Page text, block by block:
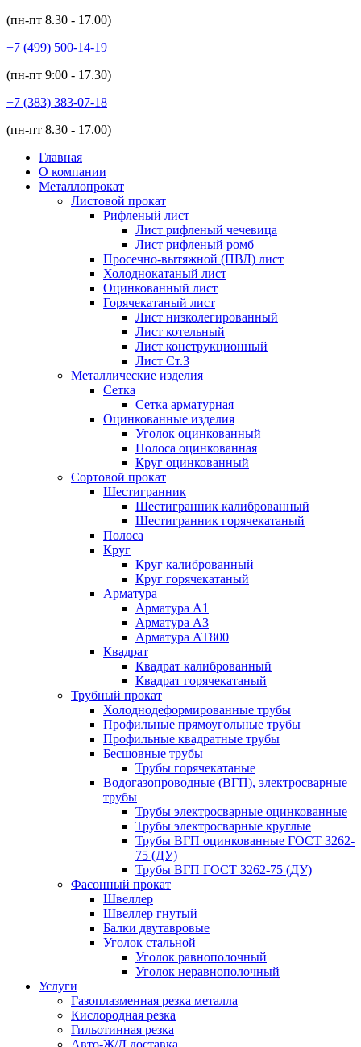
(пн-пт 8.30 - 17.00)
+7 (499) 500-14-19
(пн-пт 9:00 - 17.30)
+7 (383) 383-07-18
(пн-пт 8.30 - 17.00)
Главная
О компании
Металлопрокат
Листовой прокат
Рифленый лист
Лист рифленый чечевица
Лист рифленый ромб
Просечно-вытяжной (ПВЛ) лист
Холоднокатаный лист
Оцинкованный лист
Горячекатаный лист
Лист низколегированный
Лист котельный
Лист конструкционный
Лист Ст.3
Металлические изделия
Сетка
Сетка арматурная
Оцинкованные изделия
Уголок оцинкованный
Полоса оцинкованная
Круг оцинкованный
Сортовой прокат
Шестигранник
Шестигранник калиброванный
Шестигранник горячекатаный
Полоса
Круг
Круг калиброванный
Круг горячекатаный
Арматура
Арматура А1
Арматура А3
Арматура АТ800
Квадрат
Квадрат калиброванный
Квадрат горячекатаный
Трубный прокат
Холоднодеформированные трубы
Профильные прямоугольные трубы
Профильные квадратные трубы
Бесшовные трубы
Трубы горячекатаные
Водогазопроводные (ВГП), электросварные
трубы
Трубы электросварные оцинкованные
Трубы электросварные круглые
Трубы ВГП оцинкованные ГОСТ 3262-
75 (ДУ)
Трубы ВГП ГОСТ 3262-75 (ДУ)
Фасонный прокат
Швеллер
Швеллер гнутый
Балки двутавровые
Уголок стальной
Уголок равнополочный
Уголок неравнополочный
Услуги
Газоплазменная резка металла
Кислородная резка
Гильотинная резка
Авто-Ж/Д доставка